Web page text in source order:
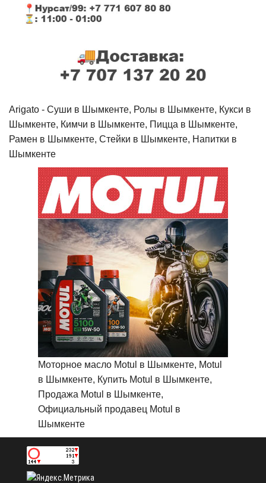
Arigato - Cуши в Шымкенте, Ролы в Шымкенте, Кукси в
Шымкенте, Кимчи в Шымкенте, Пицца в Шымкенте,
Рамен в Шымкенте, Стейки в Шымкенте, Напитки в
Шымкенте
Моторное масло Motul в Шымкенте, Motul
в Шымкенте, Купить Motul в Шымкенте,
Продажа Motul в Шымкенте,
Официальный продавец Motul в
Шымкенте